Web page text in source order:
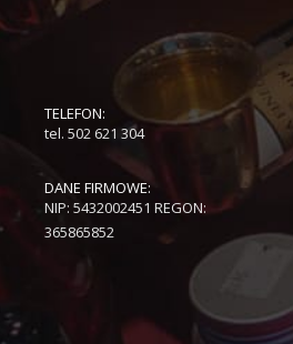
TELEFON:
tel. 502 621 304
DANE FIRMOWE:
NIP: 5432002451 REGON:
365865852